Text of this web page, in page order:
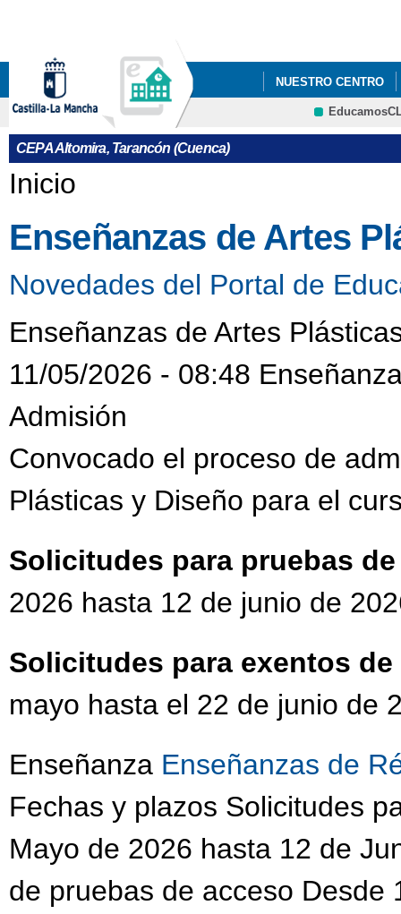
NUESTRO CENTRO
ACCESO A LA
CEPA Altomira, Tarancón (Cuenca)
Se encuentra usted aquí
Inicio
Enseñanzas de Artes
Novedades del Portal de
Enseñanzas de Artes
11/05/2026 - 08:48
Admisión
Convocado el proceso de
Plásticas y Diseño para el
Solicitudes para pruebas
2026 hasta 12 de junio de
Solicitudes para exentos
mayo hasta el 22 de junio de
Enseñanza Enseñanzas de
Fechas y plazos Solicitudes
Mayo de 2026 hasta 12 de
de pruebas de acceso Desde